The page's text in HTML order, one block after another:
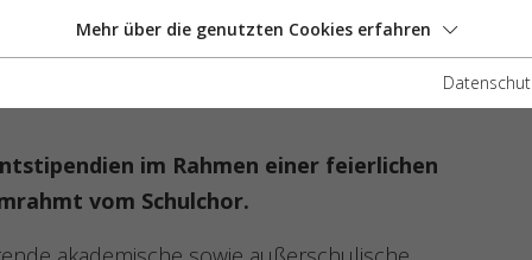
IM FOKUS
im Rahmen einer feierlichen
vom Schulchor.
Mehr über die genutzten Cookies erfahren